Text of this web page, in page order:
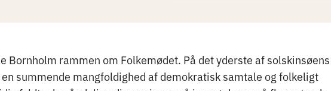
Bornholm rammen om Folkemødet. På det yderste af solskinsøens
summende mangfoldighed af demokratisk samtale og folkeligt